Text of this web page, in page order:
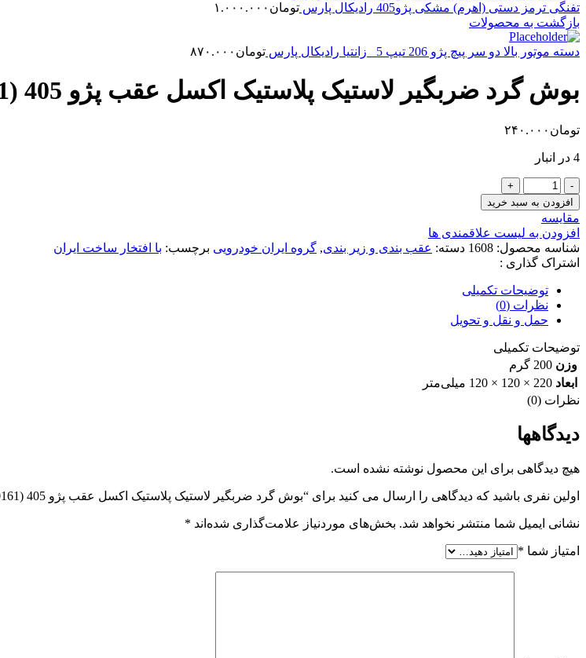
تفنگی ترمز دستی (اهرم) مشکی پژو405 رادیکال پارس تومان ۱.۰۰۰.۰۰۰
بازگشت به محصولات
دسته موتور بالا دو سر پیچ پژو 206 تیپ 5 _زانتیا رادیکال پارس تومان ۸۷۰.۰۰۰
بوش گرد ضربگیر لاستیک پلاستیک اکسل عقب پژو 405 s4T (1081000161)
تومان ۲۴۰.۰۰۰
4 در انبار
بوش
گرد
ضربگیر
لاستیک
پلاستیک
اکسل
عقب
پژو
405
s4T
(1081000161)
عدد
افزودن به سبد خرید
مقایسه
افزودن به لیست علاقمندی ها
شناسه محصول: 1608 دسته: عقب بندی و زیر بندی, گروه ایران خودرویی برچسب: با افتخار ساخت ایران
اشتراک گذاری :
توضیحات تکمیلی
نظرات (0)
حمل و نقل و تحویل
توضیحات تکمیلی
وزن 200 گرم
ابعاد 220 × 120 × 120 میلی‌متر
نظرات (0)
دیدگاهها
هیچ دیدگاهی برای این محصول نوشته نشده است.
اولین نفری باشید که دیدگاهی را ارسال می کنید برای “بوش گرد ضربگیر لاستیک پلاستیک اکسل عقب پژو 405 s4T (1081000161)”
نشانی ایمیل شما منتشر نخواهد شد. بخش‌های موردنیاز علامت‌گذاری شده‌اند *
امتیاز شما *